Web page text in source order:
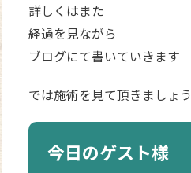
詳しくはまた
経過を見ながら
ブログにて書いていきます
では施術を見て頂きましょう
今日のゲスト様